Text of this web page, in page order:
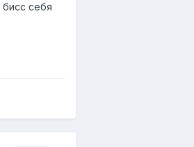
бисс себя